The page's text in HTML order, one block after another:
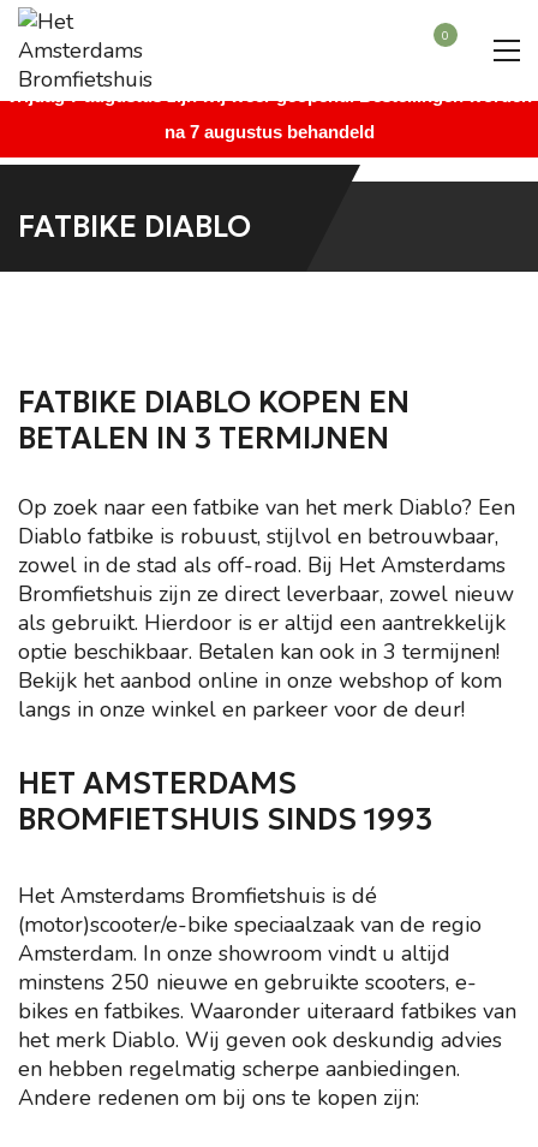
Beste bezoeker, wegens vakantie is onze winkel gesloten vanaf
maandag 27 juli augustus t/m donderdag 6 augustus. Vanaf
na 7 augustus behandeld
0
FATBIKE DIABLO
FATBIKE DIABLO KOPEN EN
BETALEN IN 3 TERMIJNEN
Op zoek naar een fatbike van het merk Diablo? Een
Diablo fatbike is robuust, stijlvol en betrouwbaar,
zowel in de stad als off-road. Bij Het Amsterdams
Bromfietshuis zijn ze direct leverbaar, zowel nieuw
als gebruikt. Hierdoor is er altijd een aantrekkelijk
optie beschikbaar. Betalen kan ook in 3 termijnen!
Bekijk het aanbod online in onze webshop of kom
langs in onze winkel en parkeer voor de deur!
HET AMSTERDAMS
BROMFIETSHUIS SINDS 1993
Het Amsterdams Bromfietshuis is dé
(motor)scooter/e-bike speciaalzaak van de regio
Amsterdam. In onze showroom vindt u altijd
minstens 250 nieuwe en gebruikte scooters, e-
bikes en fatbikes. Waaronder uiteraard fatbikes van
het merk Diablo. Wij geven ook deskundig advies
en hebben regelmatig scherpe aanbiedingen.
Andere redenen om bij ons te kopen zijn: